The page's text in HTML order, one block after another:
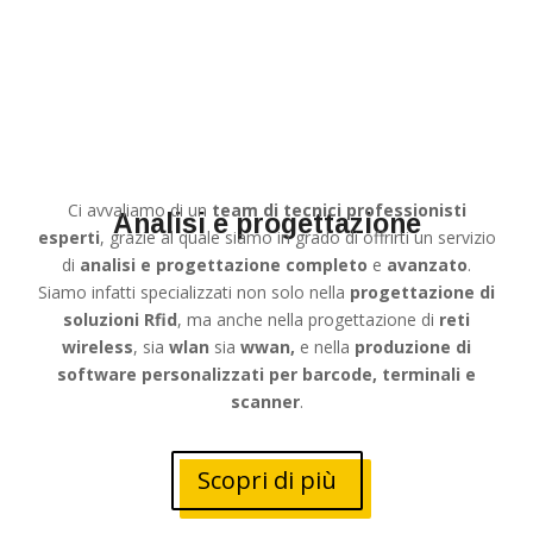
Analisi e progettazione
Ci avvaliamo di un team di tecnici professionisti
esperti, grazie al quale siamo in grado di offrirti un servizio
di analisi e progettazione completo e avanzato.
Siamo infatti specializzati non solo nella progettazione di
soluzioni Rfid, ma anche nella progettazione di reti
wireless, sia wlan sia wwan, e nella produzione di
software personalizzati per barcode, terminali e
scanner.
Scopri di più